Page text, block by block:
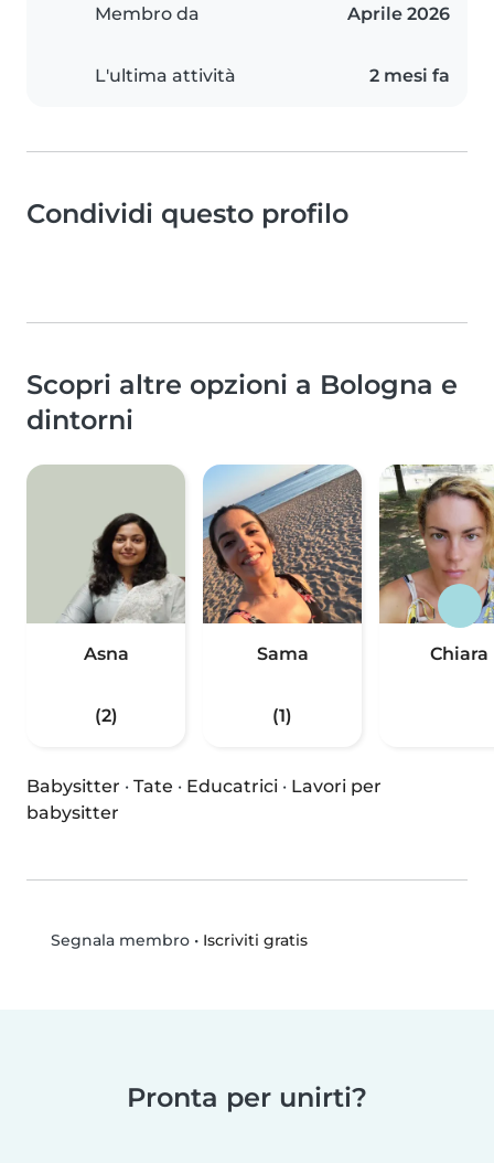
Membro da Aprile 2026
L'ultima attività 2 mesi fa
Condividi questo profilo
Scopri altre opzioni a Bologna e
dintorni
Asna
(2)
Sama
(1)
Chiara
Babysitter · Tate · Educatrici · Lavori per
babysitter
Segnala membro• Iscriviti gratis
Pronta per unirti?